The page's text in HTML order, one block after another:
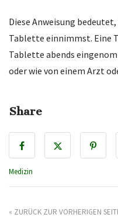
Diese Anweisung
Tablette einnimmst. Eine
Tablette abends
oder wie von einem Arzt
Share
Medizin
« ZURÜCK ZUR VORHERIGEN